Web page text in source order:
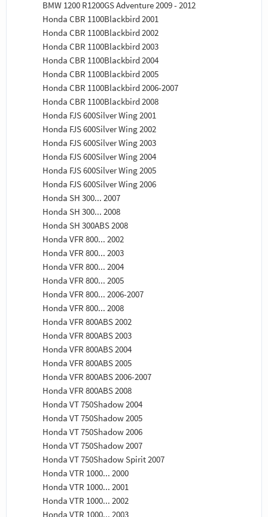
BMW 1200 R1200GS Adventure 2009 - 2012
Honda CBR 1100Blackbird 2001
Honda CBR 1100Blackbird 2002
Honda CBR 1100Blackbird 2003
Honda CBR 1100Blackbird 2004
Honda CBR 1100Blackbird 2005
Honda CBR 1100Blackbird 2006-2007
Honda CBR 1100Blackbird 2008
Honda FJS 600Silver Wing 2001
Honda FJS 600Silver Wing 2002
Honda FJS 600Silver Wing 2003
Honda FJS 600Silver Wing 2004
Honda FJS 600Silver Wing 2005
Honda FJS 600Silver Wing 2006
Honda SH 300... 2007
Honda SH 300... 2008
Honda SH 300ABS 2008
Honda VFR 800... 2002
Honda VFR 800... 2003
Honda VFR 800... 2004
Honda VFR 800... 2005
Honda VFR 800... 2006-2007
Honda VFR 800... 2008
Honda VFR 800ABS 2002
Honda VFR 800ABS 2003
Honda VFR 800ABS 2004
Honda VFR 800ABS 2005
Honda VFR 800ABS 2006-2007
Honda VFR 800ABS 2008
Honda VT 750Shadow 2004
Honda VT 750Shadow 2005
Honda VT 750Shadow 2006
Honda VT 750Shadow 2007
Honda VT 750Shadow Spirit 2007
Honda VTR 1000... 2000
Honda VTR 1000... 2001
Honda VTR 1000... 2002
Honda VTR 1000... 2003